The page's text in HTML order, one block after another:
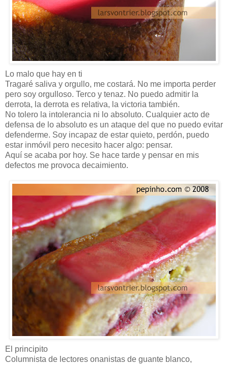
Lo malo que hay en ti
Tragaré saliva y orgullo, me costará. No me importa perder
pero soy orgulloso. Terco y tenaz. No puedo admitir la
derrota, la derrota es relativa, la victoria también.
No tolero la intolerancia ni lo absoluto. Cualquier acto de
defensa de lo absoluto es un ataque del que no puedo evitar
defenderme. Soy incapaz de estar quieto, perdón, puedo
estar inmóvil pero necesito hacer algo: pensar.
Aquí se acaba por hoy. Se hace tarde y pensar en mis
defectos me provoca decaimiento.
El principito
Columnista de lectores onanistas de guante blanco,